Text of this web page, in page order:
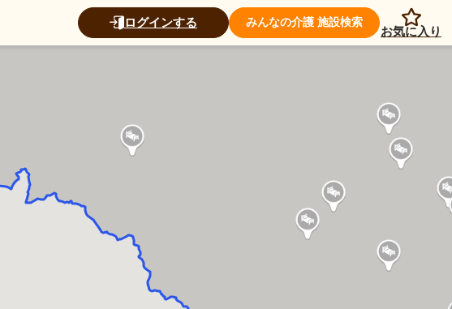
ログインする みんなの介護 施設検索
お気に入り